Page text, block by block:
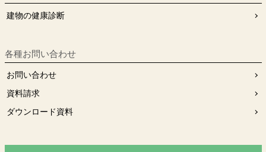
建物の健康診断
各種お問い合わせ
お問い合わせ
資料請求
ダウンロード資料